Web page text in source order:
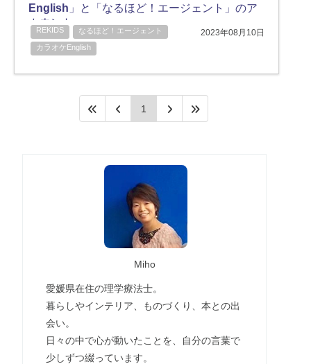
English」と「なるほど！エージェント」のア
カウント
REKIDS
なるほど！エージェント
カラオケEnglish
2023年08月10日
1
Miho
愛媛県在住の理学療法士。
暮らしやインテリア、ものづくり、本との出
会い。
日々の中で心が動いたことを、自分の言葉で
少しずつ綴っています。